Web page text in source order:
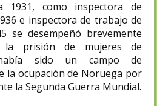
1931, como inspectora de
e inspectora de trabajo de
se desempeñó brevemente
la prisión de mujeres de
sido un campo de
la ocupación de Noruega por
la Segunda Guerra Mundial.